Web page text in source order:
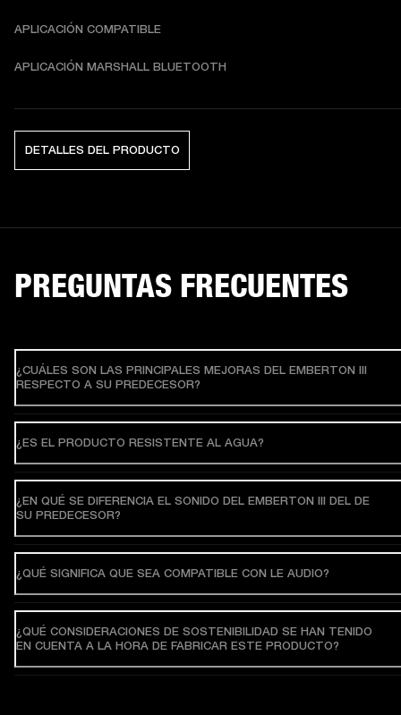
APLICACIÓN COMPATIBLE
APLICACIÓN MARSHALL BLUETOOTH
DETALLES DEL PRODUCTO
PREGUNTAS FRECUENTES
¿CUÁLES SON LAS PRINCIPALES MEJORAS DEL EMBERTON III
RESPECTO A SU PREDECESOR?
¿ES EL PRODUCTO RESISTENTE AL AGUA?
¿EN QUÉ SE DIFERENCIA EL SONIDO DEL EMBERTON III DEL DE
SU PREDECESOR?
¿QUÉ SIGNIFICA QUE SEA COMPATIBLE CON LE AUDIO?
¿QUÉ CONSIDERACIONES DE SOSTENIBILIDAD SE HAN TENIDO
EN CUENTA A LA HORA DE FABRICAR ESTE PRODUCTO?